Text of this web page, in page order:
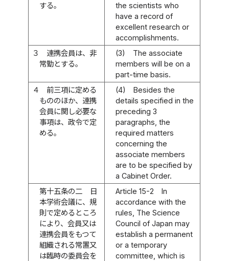
する。
the scientists who
have a record of
excellent research or
accomplishments.
３
連携会員は、非
常勤とする。
(3)
The associate
members will be on a
part-time basis.
４
前三項に定める
もののほか、連携
会員に関し必要な
事項は、政令で定
める。
(4)
Besides the
details specified in the
preceding 3
paragraphs, the
required matters
concerning the
associate members
are to be specified by
a Cabinet Order.
第十五条の二
日
本学術会議に、規
則で定めるところ
により、会員又は
連携会員をもつて
組織される常置又
は臨時の委員会を
Article 15-2
In
accordance with the
rules, The Science
Council of Japan may
establish a permanent
or a temporary
committee, which is